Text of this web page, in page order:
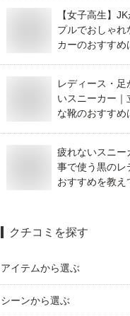
【女子高生】
プルでおしゃれ
カーのおすすめ
レディース・足
いスニーカー｜
な靴のおすすめ
疲れないスニー
事で使う黒のレ
おすすめを教え
クチコミを探す
アイテムから選ぶ
シーンから選ぶ